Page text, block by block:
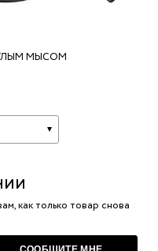
МЫСОМ
как только товар снова